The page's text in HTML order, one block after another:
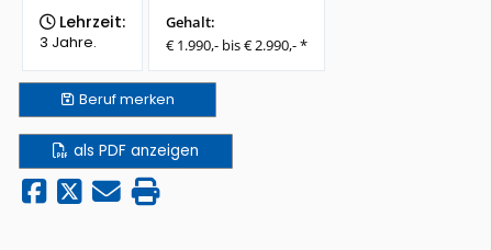
Lehrzeit:
3 Jahre.
Gehalt:
€ 1.990,- bis € 2.990,- *
Berufmerken
als PDF anzeigen